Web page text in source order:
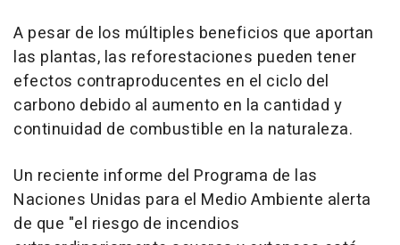
A pesar de los múltiples beneficios que aportan
las plantas, las reforestaciones pueden tener
efectos contraproducentes en el ciclo del
carbono debido al aumento en la cantidad y
continuidad de combustible en la naturaleza.
Un reciente informe del Programa de las
Naciones Unidas para el Medio Ambiente alerta
de que "el riesgo de incendios